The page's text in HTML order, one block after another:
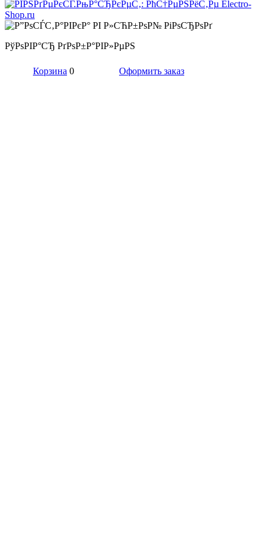
РўРѕРІР°СЂ РґРѕР±Р°РІР»РµРЅ
Корзина 0 Оформить заказ